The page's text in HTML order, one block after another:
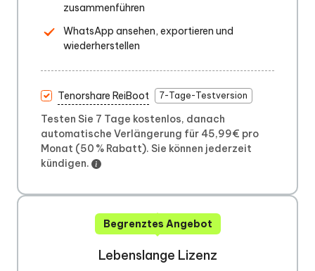
zusammenführen
WhatsApp ansehen, exportieren und
wiederherstellen
Tenorshare ReiBoot 7-Tage-Testversion
Testen Sie 7 Tage kostenlos, danach
automatische Verlängerung für 45,99€ pro
Monat (50 % Rabatt). Sie können jederzeit
kündigen.
Begrenztes Angebot
Lebenslange Lizenz